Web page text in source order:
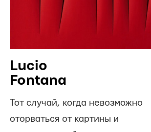
Lucio
Fontana
Тот случай, когда невозможно
оторваться от картины и